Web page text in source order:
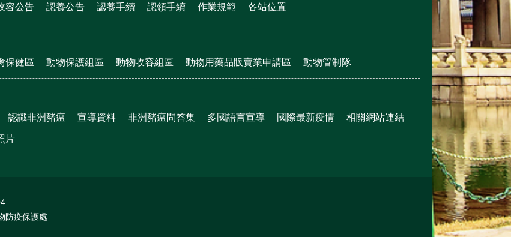
容公告 認養公告 認養手續 認領手續 作業規範 各站位置
保健區 動物保護組區 動物收容組區 動物用藥品販賣業申請區 動物管制隊
認識非洲豬瘟 宣導資料 非洲豬瘟問答集 多國語言宣導 國際最新疫情 相關網站連結
片
防疫保護處